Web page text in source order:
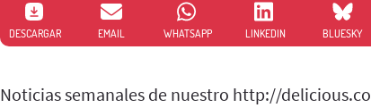
DESCARGAR EMAIL WHATSAPP LINKEDIN BLUESKY
Noticias semanales de nuestro http://